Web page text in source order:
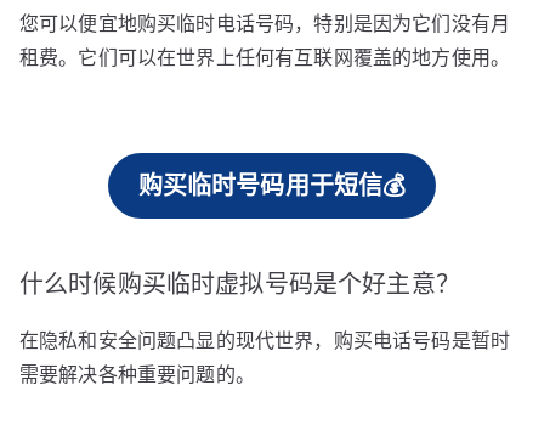
您可以便宜地购买临时电话号码，特别是因为它们没有月
租费。它们可以在世界上任何有互联网覆盖的地方使用。
购买临时号码用于短信💰
什么时候购买临时虚拟号码是个好主意？
在隐私和安全问题凸显的现代世界，购买电话号码是暂时
需要解决各种重要问题的。